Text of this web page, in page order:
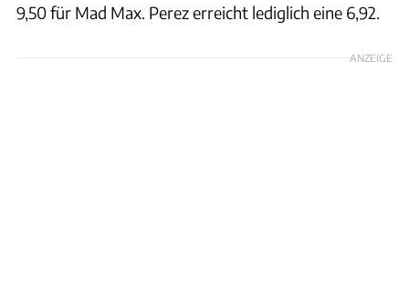
9,50 für Mad Max. Perez erreicht lediglich eine 6,92.
ANZEIGE